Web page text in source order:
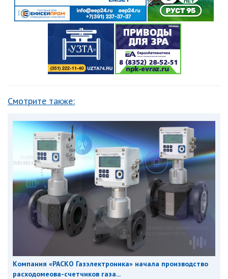
Смотрите также:
Компания «РАСКО Газэлектроника» начала производство
расходомеова-счетчиков газа...